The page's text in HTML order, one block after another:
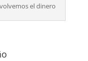
el dinero